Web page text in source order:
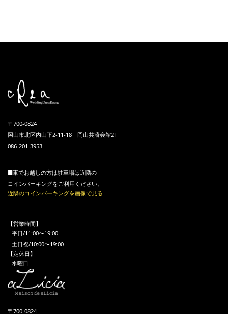
〒700-0824
岡山市北区内山下2-11-18 岡山共済会館2F
086-201-3953
■車でお越しの方は駐車場は近隣の
コインパーキングをご利用ください。
近隣のコインパーキングを画像で見る
【営業時間】
平日/11:00〜19:00
土日祝/10:00〜19:00
【定休日】
水曜日
〒700-0824